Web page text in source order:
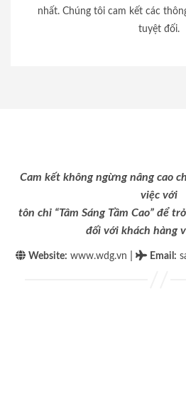
nhất. Chúng tôi cam kết các
tuyệt đối.
Cam kết không ngừng nâng cao
việc với
tôn chỉ “Tâm Sáng Tầm Cao” để
đối với khách hàng
Website: www.wdg.vn Email :